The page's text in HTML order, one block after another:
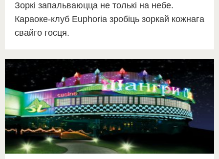
Зоркі запальваюцца не толькі на небе.
Караоке-клуб Euphoria зробіць зоркай кожнага
свайго госця.